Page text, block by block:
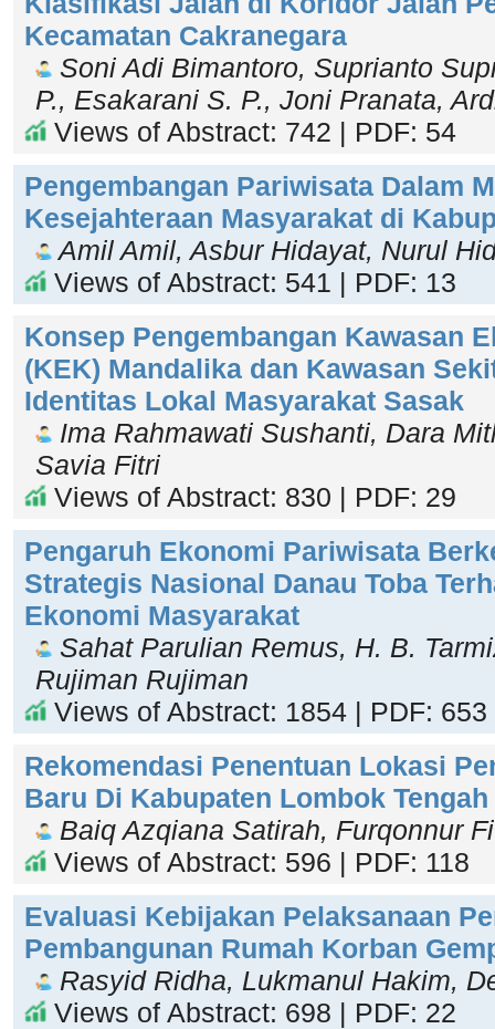
Kecamatan Cakranegara
Soni Adi Bimantoro, Suprianto
P., Esakarani S. P., Joni Pranata,
Views of Abstract: 742 | PDF: 54
Pengembangan Pariwisata Dalam
Kesejahteraan Masyarakat di
Amil Amil, Asbur Hidayat, Nurul
Views of Abstract: 541 | PDF: 13
Konsep Pengembangan Kawasan
(KEK) Mandalika dan Kawasan
Identitas Lokal Masyarakat Sasak
Ima Rahmawati Sushanti, Dara
Savia Fitri
Views of Abstract: 830 | PDF: 29
Pengaruh Ekonomi Pariwisata
Strategis Nasional Danau Toba
Ekonomi Masyarakat
Sahat Parulian Remus, H. B.
Rujiman Rujiman
Views of Abstract: 1854 | PDF: 653
Rekomendasi Penentuan Lokasi
Baru Di Kabupaten Lombok Tengah
Baiq Azqiana Satirah, Furqonnur
Views of Abstract: 596 | PDF: 118
Evaluasi Kebijakan Pelaksanaan
Pembangunan Rumah Korban
Rasyid Ridha, Lukmanul Hakim,
Views of Abstract: 698 | PDF: 22